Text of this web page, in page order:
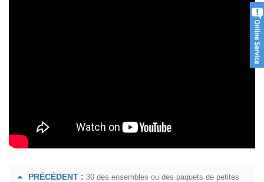
PRÉCÉDENT : 30 des ensembles ou des paquets de petites